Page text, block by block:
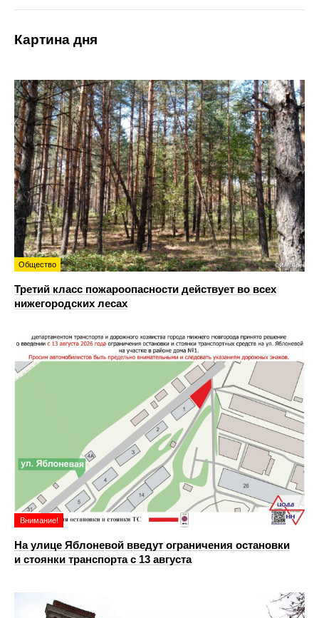
Картина дня
Общество
Третий класс пожароопасности действует во всех
нижегородских лесах
Внимание!
На улице Яблоневой введут ограничения остановки
и стоянки транспорта с 13 августа